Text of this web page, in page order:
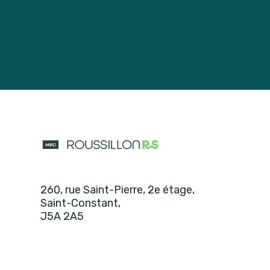
260, rue Saint-Pierre, 2e étage,
Saint-Constant,
J5A 2A5